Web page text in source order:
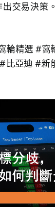
交易決策
輪精選 #窩
比亞迪 #新